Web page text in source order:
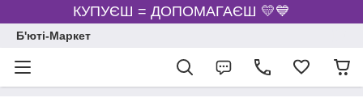
КУПУЄШ = ДОПОМАГАЄШ 💛💙
Б'юті-Маркет